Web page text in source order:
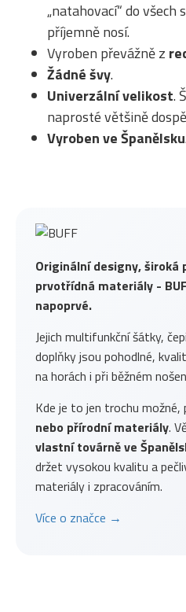
Originální designy,
prvotřídná materiály -
napoprvé.
Jejich multifunkční šátky,
doplňky jsou pohodlné,
na horách i při běžném
Kde je to jen trochu možné,
nebo přírodní materiály.
vlastní továrně ve
držet vysokou kvalitu a
materiály i zpracováním.
Více o značce →
„natahovací“ do
příjemně nosí.
Vyroben převážně z
Žádné švy.
Univerzální velikost.
naprosté většině
Vyroben ve Španělsku.